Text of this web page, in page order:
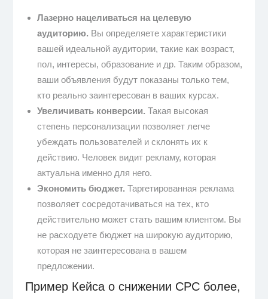
Лазерно нацеливаться на целевую
аудиторию. Вы определяете характеристики
вашей идеальной аудитории, такие как возраст,
пол, интересы, образование и др. Таким образом,
ваши объявления будут показаны только тем,
кто реально заинтересован в ваших курсах.
Увеличивать конверсии. Такая высокая
степень персонализации позволяет легче
убеждать пользователей и склонять их к
действию. Человек видит рекламу, которая
актуальна именно для него.
Экономить бюджет. Таргетированная реклама
позволяет сосредотачиваться на тех, кто
действительно может стать вашим клиентом. Вы
не расходуете бюджет на широкую аудиторию,
которая не заинтересована в вашем
предложении.
Пример Кейса о снижении CPC более,